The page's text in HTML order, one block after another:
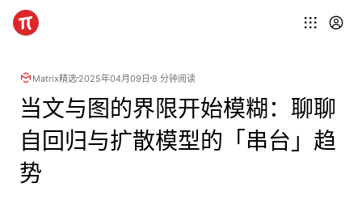
Matrix精选 2025年04月09日 8 分钟阅读
当文与图的界限开始模糊：聊聊
自回归与扩散模型的「串台」趋
势